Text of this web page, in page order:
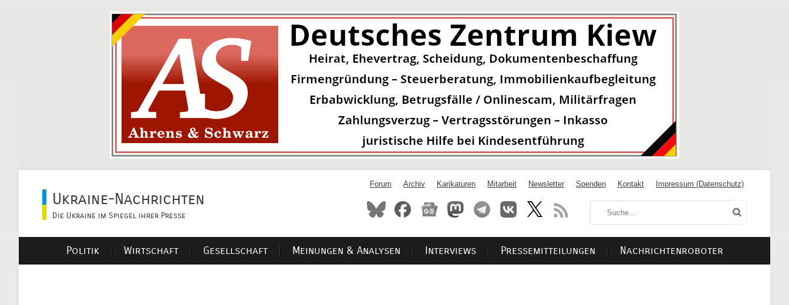
Ukraine-Nachrichten
Die Ukraine im Spiegel ihrer Presse
Forum Archiv Karikaturen Mitarbeit Newsletter Spenden Kontakt Impressum (Datenschutz)
Politik Wirtschaft Gesellschaft Meinungen & Analysen Interviews Pressemitteilungen Nachrichtenroboter